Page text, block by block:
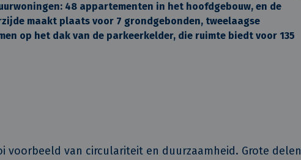
48 appartementen in het hoofdgebouw, en de
maakt plaats voor 7 grondgebonden, tweelaagse
op het dak van de parkeerkelder, die ruimte biedt voor 135
voorbeeld van circulariteit en duurzaamheid. Grote delen